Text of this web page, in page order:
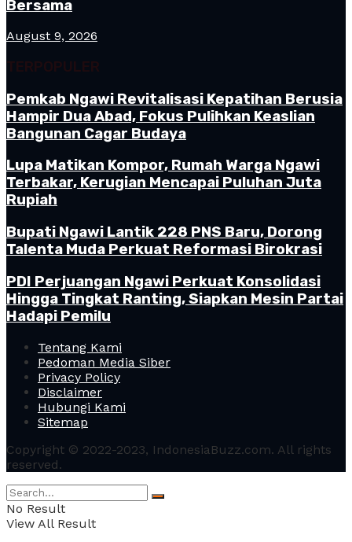
Bersama
August 9, 2026
TERPOPULER
Pemkab Ngawi Revitalisasi Kepatihan Berusia
Hampir Dua Abad, Fokus Pulihkan Keaslian
Bangunan Cagar Budaya
Lupa Matikan Kompor, Rumah Warga Ngawi
Terbakar, Kerugian Mencapai Puluhan Juta
Rupiah
Bupati Ngawi Lantik 228 PNS Baru, Dorong
Talenta Muda Perkuat Reformasi Birokrasi
PDI Perjuangan Ngawi Perkuat Konsolidasi
Hingga Tingkat Ranting, Siapkan Mesin Partai
Hadapi Pemilu
Tentang Kami
Pedoman Media Siber
Privacy Policy
Disclaimer
Hubungi Kami
Sitemap
Copyright © 2022-2023, IndonesiaBuzz.com. All rights
reserved.
No Result
View All Result